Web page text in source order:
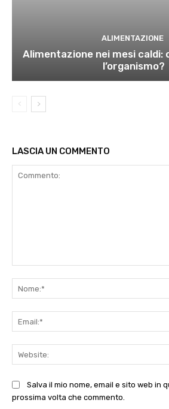
ALIMENTAZIONE
Alimentazione nei mesi caldi:
l’organismo?
LASCIA UN COMMENTO
Salva il mio nome, email e sito web in
prossima volta che commento.